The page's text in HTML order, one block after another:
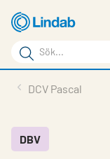
Hoppa
till
huvudinnehållet
Sökord
Sök
på
Service & Support
DCV Pascal
DBV